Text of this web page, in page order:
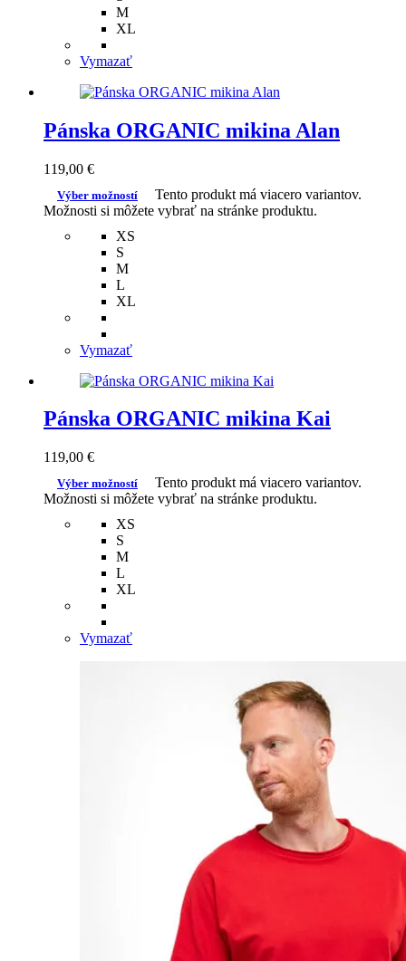
M
XL
Vymazať
Pánska ORGANIC mikina Alan
119,00 €
Výber možností
Tento produkt má viacero variantov.
Možnosti si môžete vybrať na stránke produktu.
XS
S
M
L
XL
Vymazať
Pánska ORGANIC mikina Kai
119,00 €
Výber možností
Tento produkt má viacero variantov.
Možnosti si môžete vybrať na stránke produktu.
XS
S
M
L
XL
Vymazať